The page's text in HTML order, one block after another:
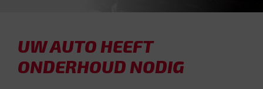
UW AUTO HEEFT
ONDERHOUD NODIG